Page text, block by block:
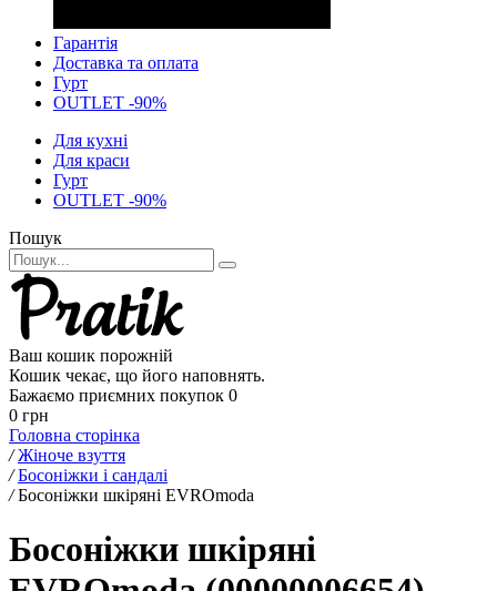
Гарантія
Доставка та оплата
Гурт
OUTLET -90%
Для кухні
Для краси
Гурт
OUTLET -90%
Пошук
Ваш кошик порожній
Кошик чекає, що його наповнять.
Бажаємо приємних покупок 0
0 грн
Головна сторінка
/ Жіноче взуття
/ Босоніжки і сандалі
/ Босоніжки шкіряні EVROmoda
Босоніжки шкіряні